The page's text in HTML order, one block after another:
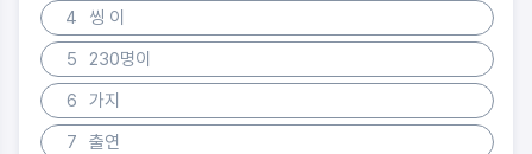
4
씽 이
5
230명이
6
가지
7
출연